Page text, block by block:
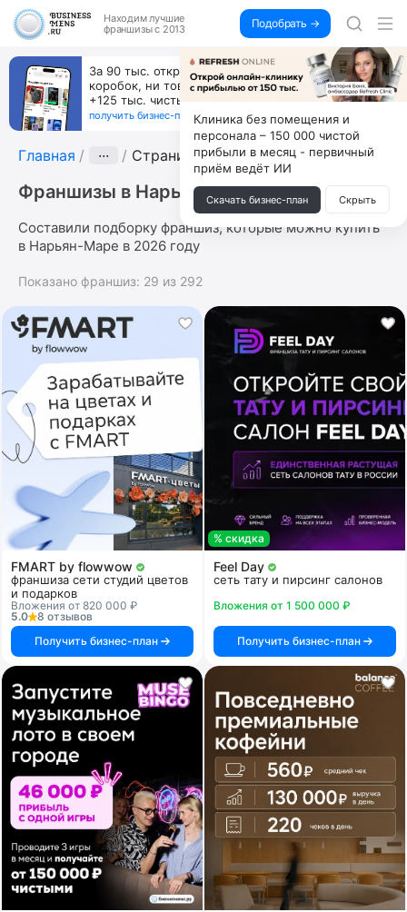
Находим лучшие
франшизы с 2013
Подобрать →
За 90 тыс. открой магазин на Авито, дома ни
коробок, ни товара, ни склада, зато каждый месяц
+125 тыс. чистыми
получить бизнес-план ↓
Главная ··· Страница 9
Франшизы в Нарьян-Маре
Составили подборку франшиз, которые можно купить
в Нарьян-Маре в 2026 году
Показано франшиз: 29 из 292
FMART by flowwow
франшиза сети студий цветов
и подарков
Вложения от 820 000 ₽
5.0
8 отзывов
Получить бизнес-план
% скидка
Feel Day
сеть тату и пирсинг салонов
Вложения от 1 500 000 ₽
Получить бизнес-план
Клиника без помещения и
персонала – 150 000 чистой
прибыли в месяц - первичный
приём ведёт ИИ
Скачать бизнес-план Скрыть